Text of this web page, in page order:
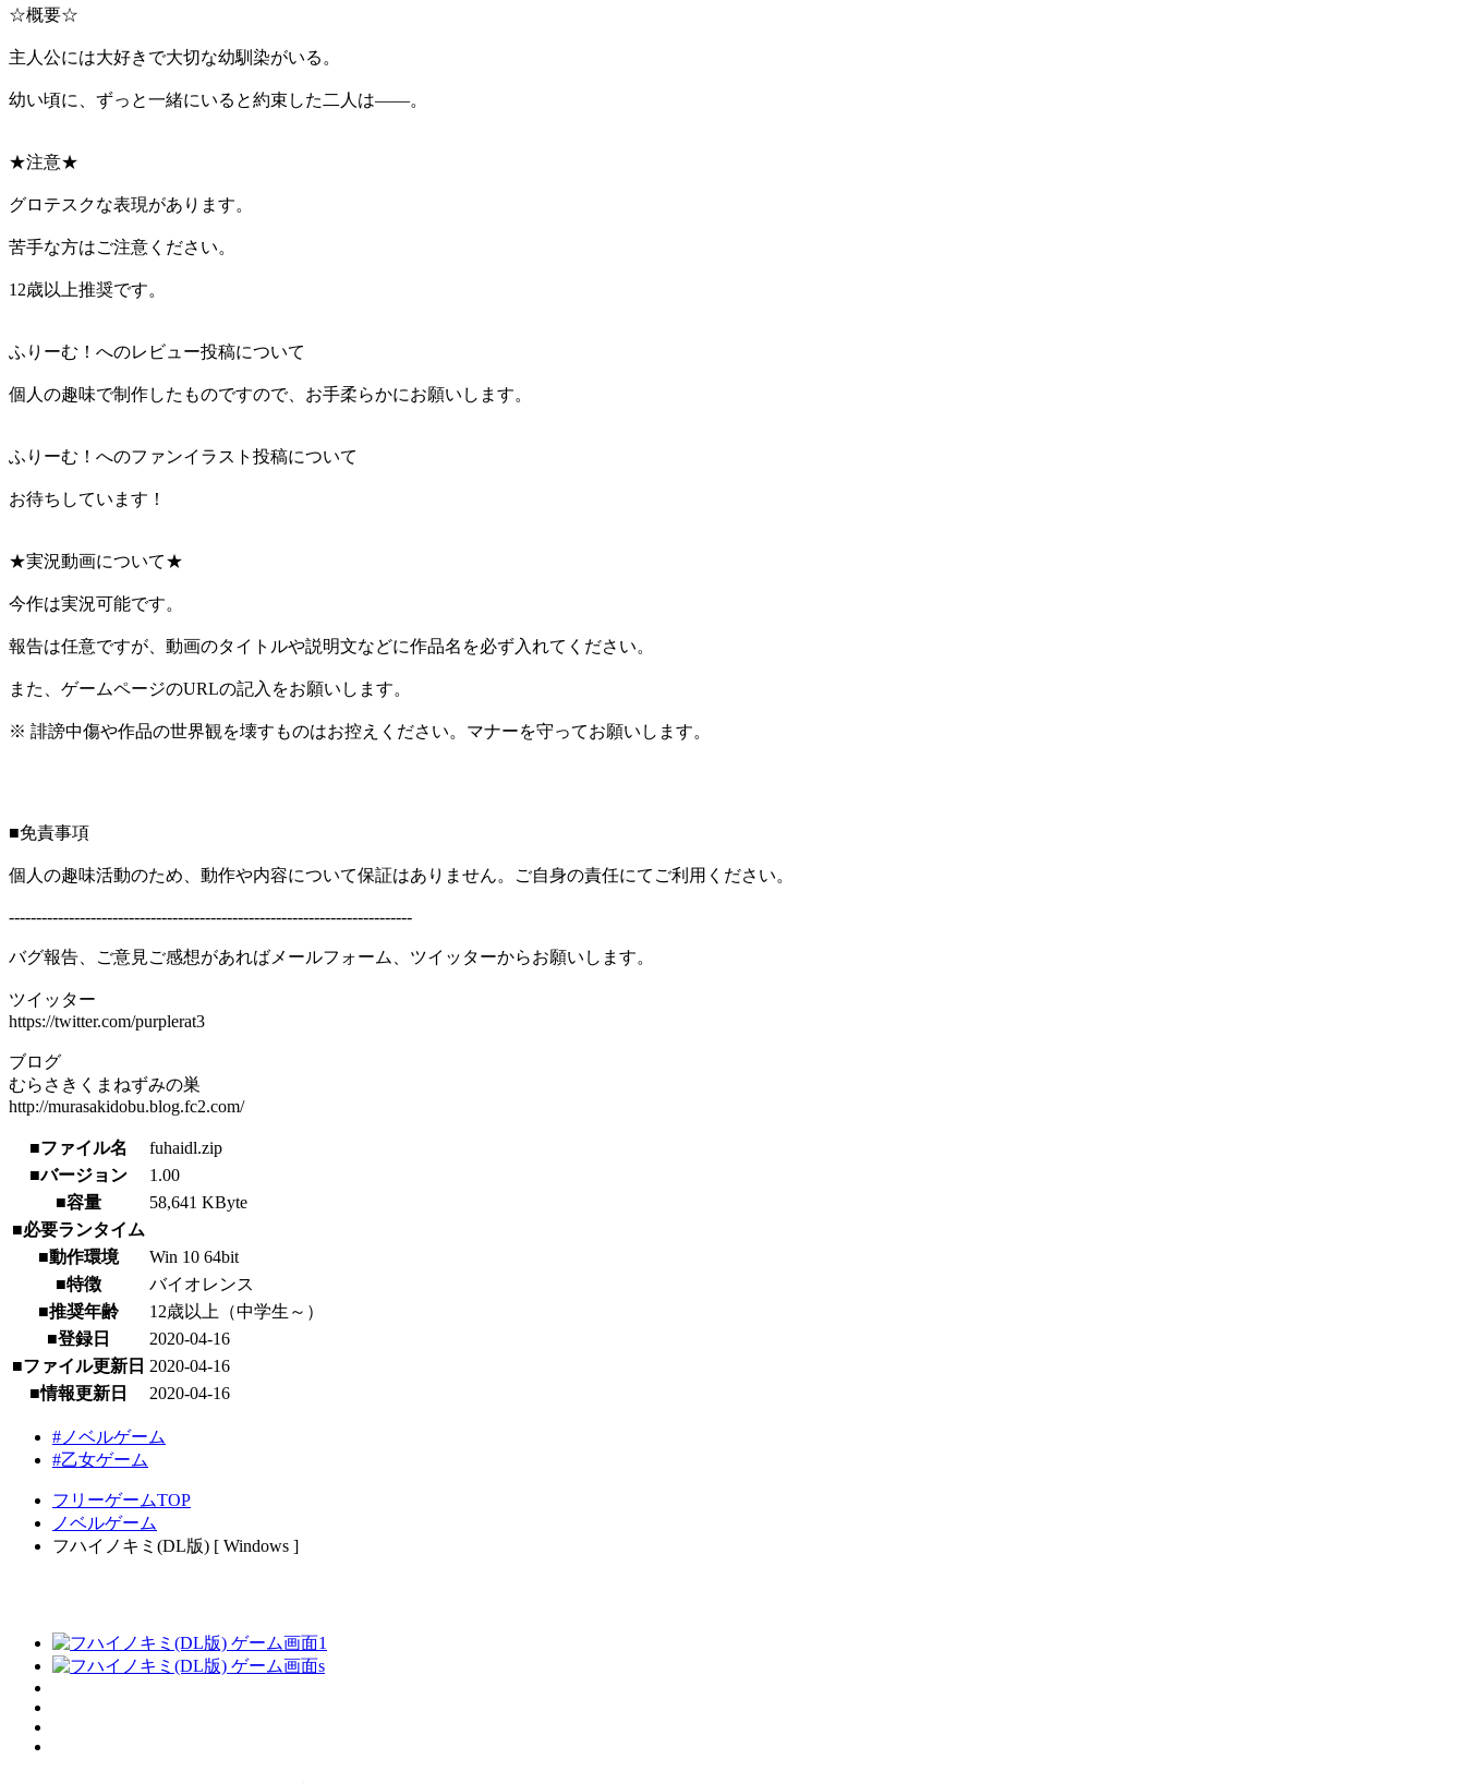
☆概要☆
主人公には大好きで大切な幼馴染がいる。
幼い頃に、ずっと一緒にいると約束した二人は――。
★注意★
グロテスクな表現があります。
苦手な方はご注意ください。
12歳以上推奨です。
ふりーむ！へのレビュー投稿について
個人の趣味で制作したものですので、お手柔らかにお願いします。
ふりーむ！へのファンイラスト投稿について
お待ちしています！
★実況動画について★
今作は実況可能です。
報告は任意ですが、動画のタイトルや説明文などに作品名を必ず入れてください。
また、ゲームページのURLの記入をお願いします。
※ 誹謗中傷や作品の世界観を壊すものはお控えください。マナーを守ってお願いします。
■免責事項
個人の趣味活動のため、動作や内容について保証はありません。ご自身の責任にてご利用ください。
--------------------------------------------------------------------------
バグ報告、ご意見ご感想があればメールフォーム、ツイッターからお願いします。
ツイッター
https://twitter.com/purplerat3
ブログ
むらさきくまねずみの巣
http://murasakidobu.blog.fc2.com/
■ファイル名
fuhaidl.zip
■バージョン
1.00
■容量
58,641 KByte
■必要ランタイム
■動作環境
Win 10 64bit
■特徴
バイオレンス
■推奨年齢
12歳以上（中学生～）
■登録日
2020-04-16
■ファイル更新日 2020-04-16
■情報更新日
2020-04-16
#ノベルゲーム
#乙女ゲーム
フリーゲームTOP
ノベルゲーム
フハイノキミ(DL版) [ Windows ]